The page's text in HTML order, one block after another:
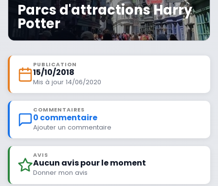
Parcs d'attractions Harry
Potter
PUBLICATION
15/10/2018
Mis à jour 14/06/2020
COMMENTAIRES
0 commentaire
Ajouter un commentaire
AVIS
Aucun avis pour le moment
Donner mon avis